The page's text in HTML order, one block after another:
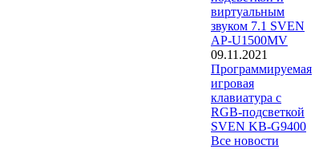
виртуальным
звуком 7.1 SVEN
AP-U1500MV
09.11.2021
Программируемая
игровая
клавиатура с
RGB-подсветкой
SVEN KB-G9400
Все новости